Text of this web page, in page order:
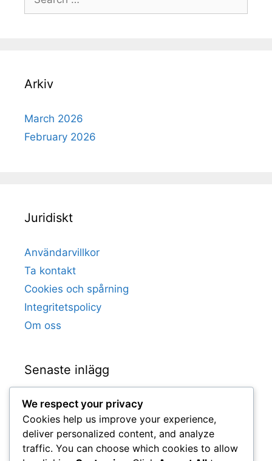
for:
Arkiv
March 2026
February 2026
Juridiskt
Användarvillkor
Ta kontakt
Cookies och spårning
Integritetspolicy
Om oss
Senaste inlägg
Romelu Lukaku: Karriärhöjdpunkter,
Klubbrekord, Internationella mål
Jan Vertonghen: Tidiga influenser,
Ungdomskarriär, Familjevärderingar
We respect your privacy
Cookies help us improve your experience,
deliver personalized content, and analyze
traffic. You can choose which cookies to allow